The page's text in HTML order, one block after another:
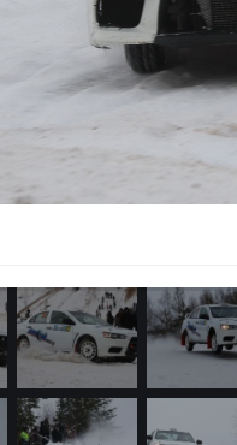
Купола